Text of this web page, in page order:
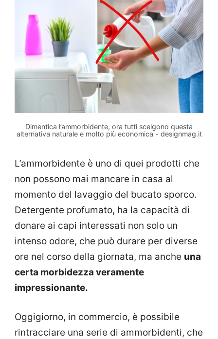
Dimentica l’ammorbidente, ora tutti scelgono questa
alternativa naturale e molto più economica - designmag.it
L’ammorbidente è uno di quei prodotti che
non possono mai mancare in casa al
momento del lavaggio del bucato sporco.
Detergente profumato, ha la capacità di
donare ai capi interessati non solo un
intenso odore, che può durare per diverse
ore nel corso della giornata, ma anche una
certa morbidezza veramente
impressionante.
Oggigiorno, in commercio, è possibile
rintracciare una serie di ammorbidenti, che